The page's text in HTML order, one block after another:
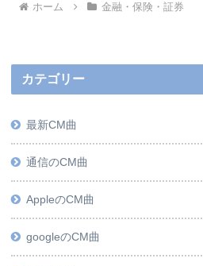
ホーム 金融・保険・証券
カテゴリー
最新CM曲
通信のCM曲
AppleのCM曲
googleのCM曲